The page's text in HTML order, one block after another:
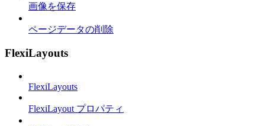
画像を保存
ページデータの削除
FlexiLayouts
FlexiLayouts
FlexiLayout プロパティ